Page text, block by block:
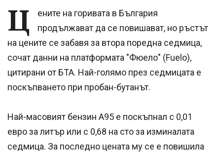
Ц
ените на горивата в България
продължават да се повишават, но ръстът
на цените се забавя за втора поредна седмица,
сочат данни на платформата "Фюело" (Fuelo),
цитирани от БТА. Най-голямо през седмицата е
поскъпването при пробан-бутанът.
Най-масовият бензин А95 е поскъпнал с 0,01
евро за литър или с 0,68 на сто за изминалата
седмица. За последно цената му се е повишила